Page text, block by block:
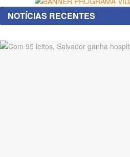
NOTÍCIAS RECENTES